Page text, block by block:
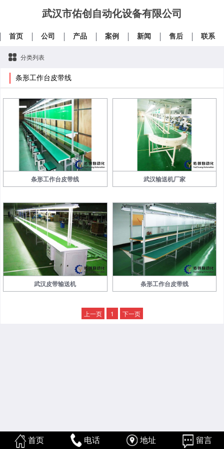
武汉市佑创自动化设备有限公司
首页 公司 产品 案例 新闻 售后 联系
分类列表
条形工作台皮带线
条形工作台皮带线 武汉输送机厂家
武汉皮带输送机 条形工作台皮带线
上一页 1 下一页
首页 电话 地址 留言